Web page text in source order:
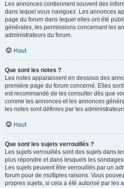
Les annonces contiennent souvent des
dans lequel vous naviguez. Les annonces
page du forum dans lequel elles ont été
générales, les permissions concernant les
administrateurs du forum.
Haut
Que sont les notes ?
Les notes apparaissent en dessous des
première page du forum concerné. Elles
est recommandé de les consulter dès que
comme les annonces et les annonces
les notes sont définies par les
Haut
Que sont les sujets verrouillés ?
Les sujets verrouillés sont des sujets dans
plus répondre et dans lesquels les
Les sujets peuvent être verrouillés par un
forum pour de multiples raisons. Vous
propres sujets, si cela a été autorisé par les